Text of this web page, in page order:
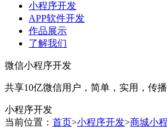
小程序开发
APP软件开发
作品展示
了解我们
微信小程序开发
共享10亿微信用户，简单，实用，传
小程序开发
当前位置： 首页>小程序开发>商城小